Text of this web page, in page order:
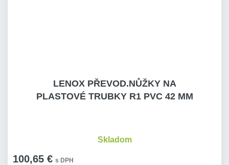
LENOX PŘEVOD.NŮŽKY NA
PLASTOVÉ TRUBKY R1 PVC 42 MM
100,65 € s DPH
Skladom